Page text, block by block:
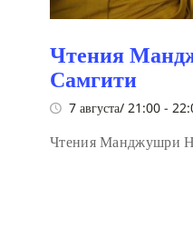
Чтения
Самгити
7 августа/ 21:00 -
Чтения Манджушри